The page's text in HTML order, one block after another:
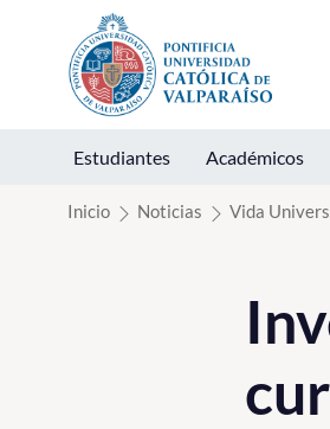
Click acá para ir directamente al
Estudiantes Académicos
Inicio Noticias Vida